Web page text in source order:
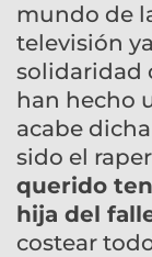
mundo de
televisión
solidaridad
han hecho
acabe
sido el
querido
hija del
costear